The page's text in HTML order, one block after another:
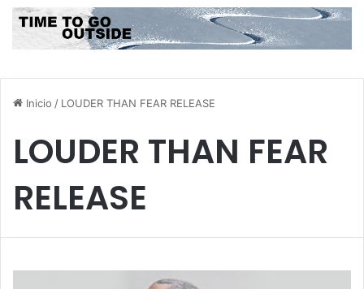
Inicio / LOUDER THAN FEAR RELEASE
LOUDER THAN FEAR
RELEASE